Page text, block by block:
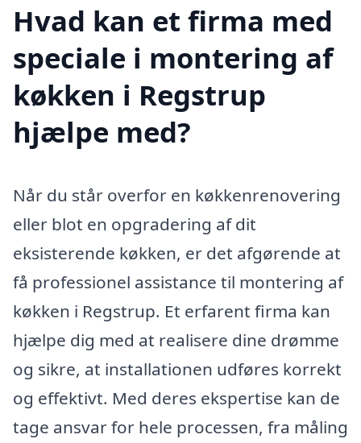
Hvad kan et firma med
speciale i montering af
køkken i Regstrup
hjælpe med?
Når du står overfor en køkkenrenovering
eller blot en opgradering af dit
eksisterende køkken, er det afgørende at
få professionel assistance til montering af
køkken i Regstrup. Et erfarent firma kan
hjælpe dig med at realisere dine drømme
og sikre, at installationen udføres korrekt
og effektivt. Med deres ekspertise kan de
tage ansvar for hele processen, fra måling